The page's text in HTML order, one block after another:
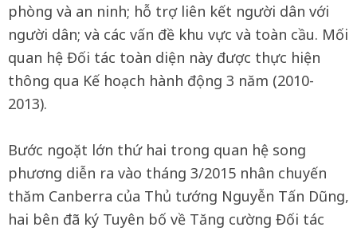
phòng và an ninh; hỗ trợ liên kết người dân với
người dân; và các vấn đề khu vực và toàn cầu. Mối
quan hệ Đối tác toàn diện này được thực hiện
thông qua Kế hoạch hành động 3 năm (2010-
2013).
Bước ngoặt lớn thứ hai trong quan hệ song
phương diễn ra vào tháng 3/2015 nhân chuyến
thăm Canberra của Thủ tướng Nguyễn Tấn Dũng,
hai bên đã ký Tuyên bố về Tăng cường Đối tác